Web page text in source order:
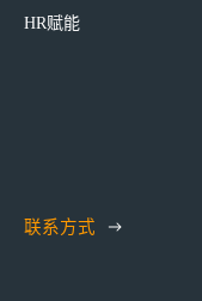
HR赋能
联系方式